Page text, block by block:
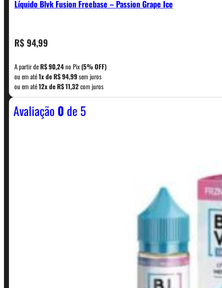
Líquido Blvk Fusion Freebase – Passion Grape Ice
R$94,99
A partir deR$90,24no Pix(5% OFF)
ou em até1x deR$94,99sem juros
ou em até12x deR$11,32com juros
Avaliação0 de 5
CONTATO
WhatsApp: (11) 5229-0120
Horário: Política de Horario e Fretes